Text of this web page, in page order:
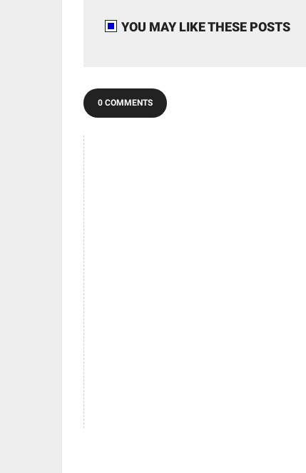
YOU MAY LIKE THESE POSTS
0 COMMENTS